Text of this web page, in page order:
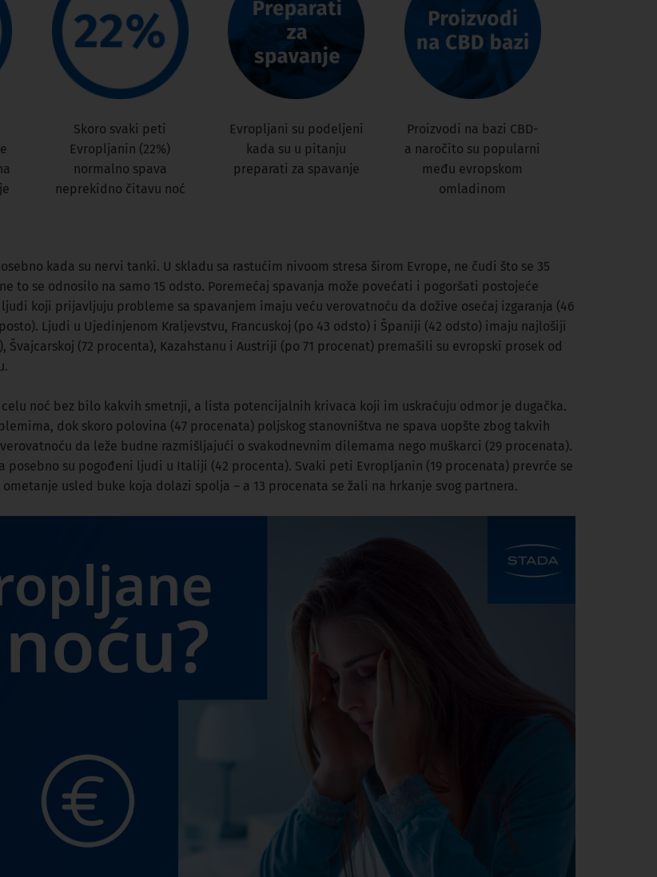
Skoro svaki peti
Evropljanin (22%)
normalno spava
neprekidno čitavu noć
Evropljani su podeljeni
kada su u pitanju
preparati za spavanje
Proizvodi na bazi CBD-
a naročito su popularni
među evropskom
omladinom
kada su nervi tanki. U skladu sa rastućim nivoom stresa širom Evrope, ne čudi što se 35
to se odnosilo na samo 15 odsto. Poremećaj spavanja može povećati i pogoršati postojeće
koji prijavljuju probleme sa spavanjem imaju veću verovatnoću da dožive osećaj izgaranja (46
Ljudi u Ujedinjenom Kraljevstvu, Francuskoj (po 43 odsto) i Španiji (42 odsto) imaju najlošiji
(72 procenta), Kazahstanu i Austriji (po 71 procenat) premašili su evropski prosek od
noć bez bilo kakvih smetnji, a lista potencijalnih krivaca koji im uskraćuju odmor je dugačka.
dok skoro polovina (47 procenata) poljskog stanovništva ne spava uopšte zbog takvih
da leže budne razmišljajući o svakodnevnim dilemama nego muškarci (29 procenata).
posebno su pogođeni ljudi u Italiji (42 procenta). Svaki peti Evropljanin (19 procenata) prevrće se
usled buke koja dolazi spolja – a 13 procenata se žali na hrkanje svog partnera.